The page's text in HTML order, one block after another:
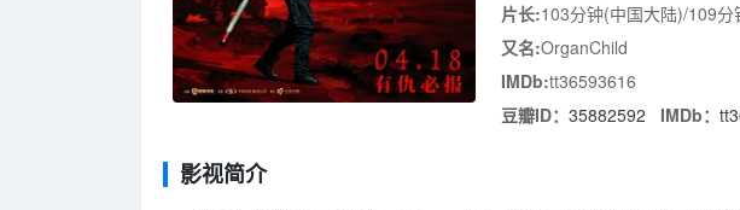
片长:103分钟(中国大陆)/109分
又名:OrganChild
IMDb:tt36593616
豆瓣ID： 35882592 IMDb：
影视简介